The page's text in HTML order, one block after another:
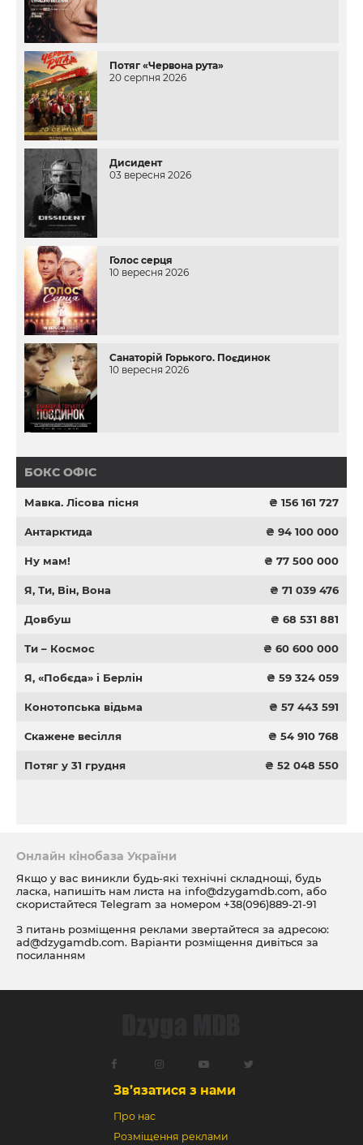
Потяг «Червона рута»
20 серпня 2026
Дисидент
03 вересня 2026
Голос серця
10 вересня 2026
Санаторій Горького. Поєдинок
10 вересня 2026
БОКС ОФІС
Мавка. Лісова пісня ₴ 156 161 727
Антарктида ₴ 94 100 000
Ну мам! ₴ 77 500 000
Я, Ти, Він, Вона ₴ 71 039 476
Довбуш ₴ 68 531 881
Ти – Космос ₴ 60 600 000
Я, «Побєда» і Берлін ₴ 59 324 059
Конотопська відьма ₴ 57 443 591
Скажене весілля ₴ 54 910 768
Потяг у 31 грудня ₴ 52 048 550
Онлайн кінобаза України
Якщо у вас виникли будь-які технічні складнощі, будь
ласка, напишіть нам листа на info@dzygamdb.com, або
скористайтеся Telegram за номером +38(096)889-21-91
З питань розміщення реклами звертайтеся за адресою:
ad@dzygamdb.com. Варіанти розміщення дивіться за
посиланням
Зв’язатися з нами
Про нас
Розміщення реклами